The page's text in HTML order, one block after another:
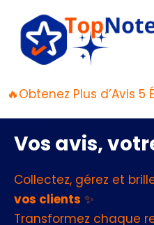
🔥Obtenez Plus d’Avis 5
Vos avis,
Collectez, gérez et
vos clients ✨
Transformez chaque